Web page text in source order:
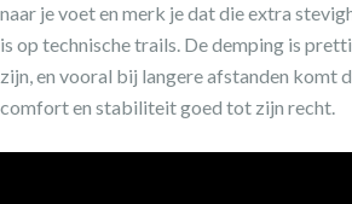
naar je voet en merk je dat die extra
is op technische trails. De demping is
zijn, en vooral bij langere afstanden komt
comfort en stabiliteit goed tot zijn recht.